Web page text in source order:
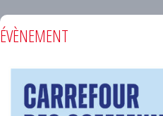
ÉVÈNEMENT